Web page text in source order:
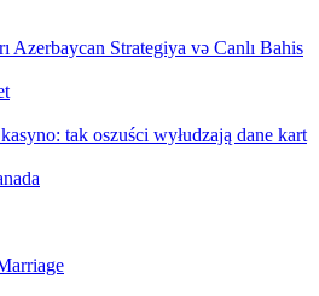
Azerbaycan Strategiya və Canlı Bahis
tak oszuści wyłudzają dane kart